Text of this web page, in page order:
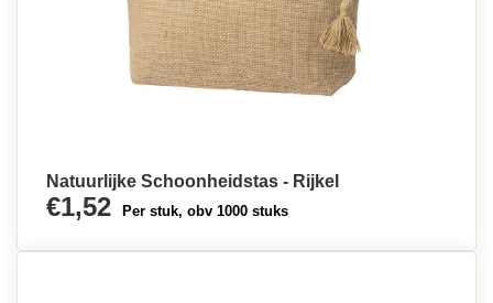
Natuurlijke Schoonheidstas - Rijkel
€1,52 Per stuk, obv 1000 stuks